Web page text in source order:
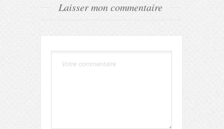
Laisser mon commentaire